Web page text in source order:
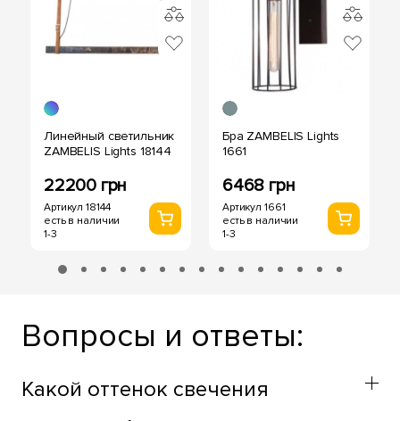
Линейный светильник
ZAMBELIS Lights 18144
22200 грн
Артикул 18144
есть в наличии
1-3
Бра ZAMBELIS Lights
1661
6468 грн
Артикул 1661
есть в наличии
1-3
Вопросы и ответы:
Какой оттенок свечения